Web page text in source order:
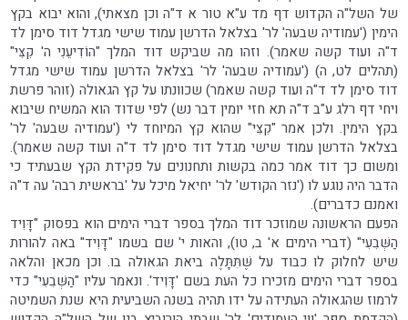
של השל"ה הקדוש דף מד ע"א טור א ד"ה וכן מצאתי), והוא יבוא בקץ
הימין ('עמודיה שבעה' לר' בצלאל הדרשן עמוד שישי מגדל דוד סימן לד
ד"ה ועוד קשה שאמר). וזהו מה שביקש דוד המלך "הוֹדִיעֵנִי ה' קִצִּי"
(תהלים לט, ה) ('עמודיה שבעה' לר' בצלאל הדרשן עמוד שישי מגדל
דוד סימן לד ד"ה ועוד קשה שאמר) שכוונתו על קץ הגאולה (זוהר פרשת
ויחי דף רלג ע"ב ד"ה תא חזי יומין דבר נש) לפי שדוד הוא המשיח שיבוא
בקץ הימין. ולכן אמר "קִצִּי" שהוא קץ המיוחד לי ('עמודיה שבעה' לר'
בצלאל הדרשן עמוד שישי מגדל דוד סימן לד ד"ה ועוד קשה שאמר).
ומשום כך דוד אמר כמה בקשות ותחנונים על פקידת הקץ שבעתיד כי
הדבר היה נוגע לו ('נזר הקודש' לר' יחיאל מיכל על 'בראשית רבה' עה ד"ה
ואמנם כדברים).
הפעם הראשונה שמוזכר דוד המלך בספר דברי הימים הוא בפסוק "דָּוִיד
הַשְּׁבִעִי" (דברי הימים א' ב, טו), והאות י' שם בשמו "דָּוִיד" באה להורות
שיש לחלוק לו כבוד על שֶּׁתִּתָּלֶה ביאת הגאולה בו. וכן מכאן והלאה
בספר דברי הימים מזכירו כל העת בשם 'דָּוִיד'. ונאמר עליו "הַשְּׁבִעִי" כדי
לרמוז שהגאולה העתידה על ידו תהיה בשנה השביעית היא שנת השמיטה